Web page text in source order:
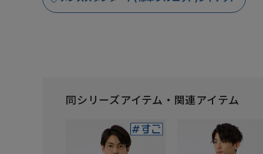
同シリーズアイテム・関連アイテム